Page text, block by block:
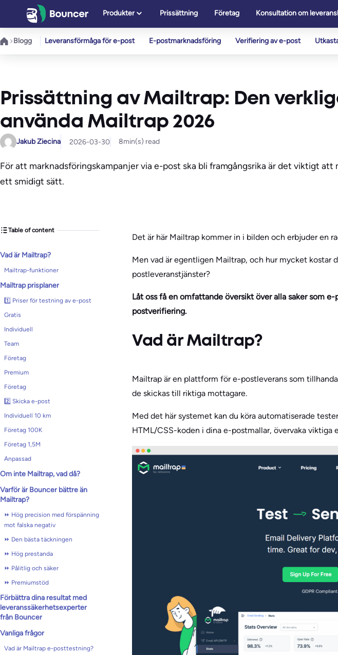
innehåll
Produkter Prissättning Företag Konsultation om
Blogg Leveransförmåga för e-post E-postmarknadsföring Verifiering av e-post
Prissättning av Mailtrap: Den
använda Mailtrap 2026
Jakub Ziecina 2026-03-30 8min(s) read
För att marknadsföringskampanjer via e-post ska bli framgångsrika är det viktigt
ett smidigt sätt.
Table of content
Vad är Mailtrap?
Mailtrap-funktioner
Mailtrap prisplaner
1️⃣ Priser för testning av e-post
Gratis
Individuell
Team
Företag
Premium
Företag
2️⃣ Skicka e-post
Individuell 10 km
Företag 100K
Företag 1,5M
Anpassad
Om inte Mailtrap, vad då?
Varför är Bouncer bättre än
Mailtrap?
⏩ Hög precision med förspänning
mot falska negativ
⏩ Den bästa täckningen
⏩ Hög prestanda
⏩ Pålitlig och säker
⏩ Premiumstöd
Förbättra dina resultat med
leveranssäkerhetsexperter
från Bouncer
Vanliga frågor
Vad är Mailtrap e-posttestning?
Det är här Mailtrap kommer in i bilden och erbjuder en
Men vad är egentligen Mailtrap, och hur mycket
postleveranstjänster?
Låt oss få en omfattande översikt över alla saker som
postverifiering.
Vad är Mailtrap?
Mailtrap är en plattform för e-postleverans som
de skickas till riktiga mottagare.
Med det här systemet kan du köra automatiserade
HTML/CSS-koden i dina e-postmallar, övervaka